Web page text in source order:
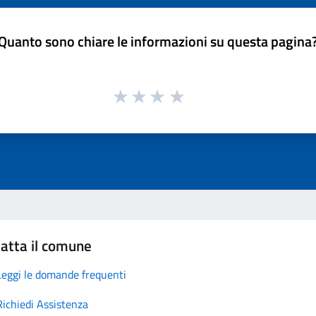
sono chiare le informazioni su questa
il comune
le domande frequenti
Assistenza